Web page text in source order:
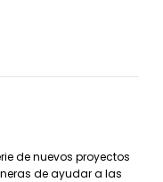
de nuevos proyectos
de ayudar a las